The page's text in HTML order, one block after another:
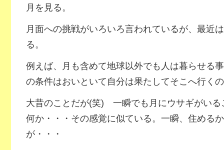
月を見る。
月面への挑戦がいろいろ言われているが、最近
る。
例えば、月も含めて地球以外でも人は暮らせる
の条件はおいといて自分は果たしてそこへ行く
大昔のことだが(笑) 一瞬でも月にウサギがいる
何か・・・その感覚に似ている。一瞬、住める
が・・・